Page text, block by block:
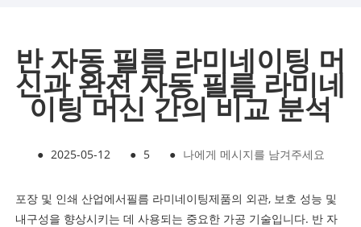
반 자동 필름 라미네이팅 머
신과 완전 자동 필름 라미네
이팅 머신 간의 비교 분석
● 2025-05-12 ● 5 ● 나에게 메시지를 남겨주세요
포장 및 인쇄 산업에서필름 라미네이팅제품의 외관, 보호 성능 및
내구성을 향상시키는 데 사용되는 중요한 가공 기술입니다. 반 자